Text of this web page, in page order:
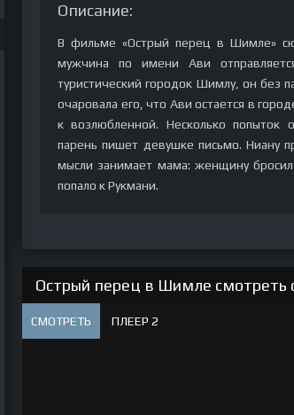
Описание:
В фильме «Острый перец в Шимле»
мужчина по имени Ави
туристический городок Шимлу, он без
очаровала его, что Ави остается в
к возлюбленной. Несколько попыток
парень пишет девушке письмо. Ниану
мысли занимает мама: женщину
попало к Рукмани.
Острый перец в Шимле смотреть
СМОТРЕТЬ ПЛЕЕР 2